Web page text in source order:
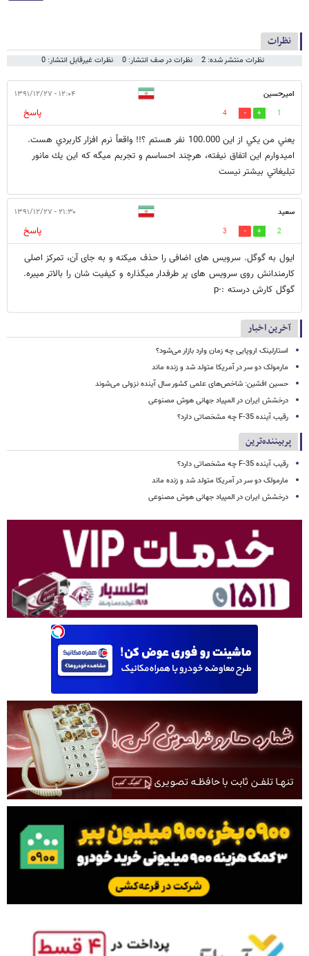
نظرات
نظرات منتشر شده: 2 نظرات در صف انتشار: 0 نظرات غیرقابل انتشار: 0
اميرحسين ۱۲:۰۴ - ۱۳۹۱/۱۲/۲۷
1
4
پاسخ
يعني من يكي از اين 100.000 نفر هستم ؟!! واقعاً نرم افزار كاربردي هست.
اميدوارم اين اتفاق نيفته، هرچند احساسم و تجربم ميگه كه اين يك مانور
تبليغاتي بيشتر نيست
سعید ۲۱:۳۰ - ۱۳۹۱/۱۲/۲۷
2
3
پاسخ
ایول به گوگل. سرویس های اضافی را حذف میکنه و به جای آن، تمرکز اصلی
کارمندانش روی سرویس های پر طرفدار میگذاره و کیفیت شان را بالاتر میبره.
گوگل کارش درسته :-p
آخرین اخبار
استارلینک اروپایی چه زمان وارد بازار می‌شود؟
مارمولک دو سر در آمریکا متولد شد و زنده ماند
حسین افشین: شاخص‌های علمی کشور سال آینده نزولی می‌شوند
درخشش ایران در المپیاد جهانی هوش مصنوعی
رقیب آینده F-35 چه مشخصاتی دارد؟
پربیننده‌ترین
رقیب آینده F-35 چه مشخصاتی دارد؟
مارمولک دو سر در آمریکا متولد شد و زنده ماند
درخشش ایران در المپیاد جهانی هوش مصنوعی